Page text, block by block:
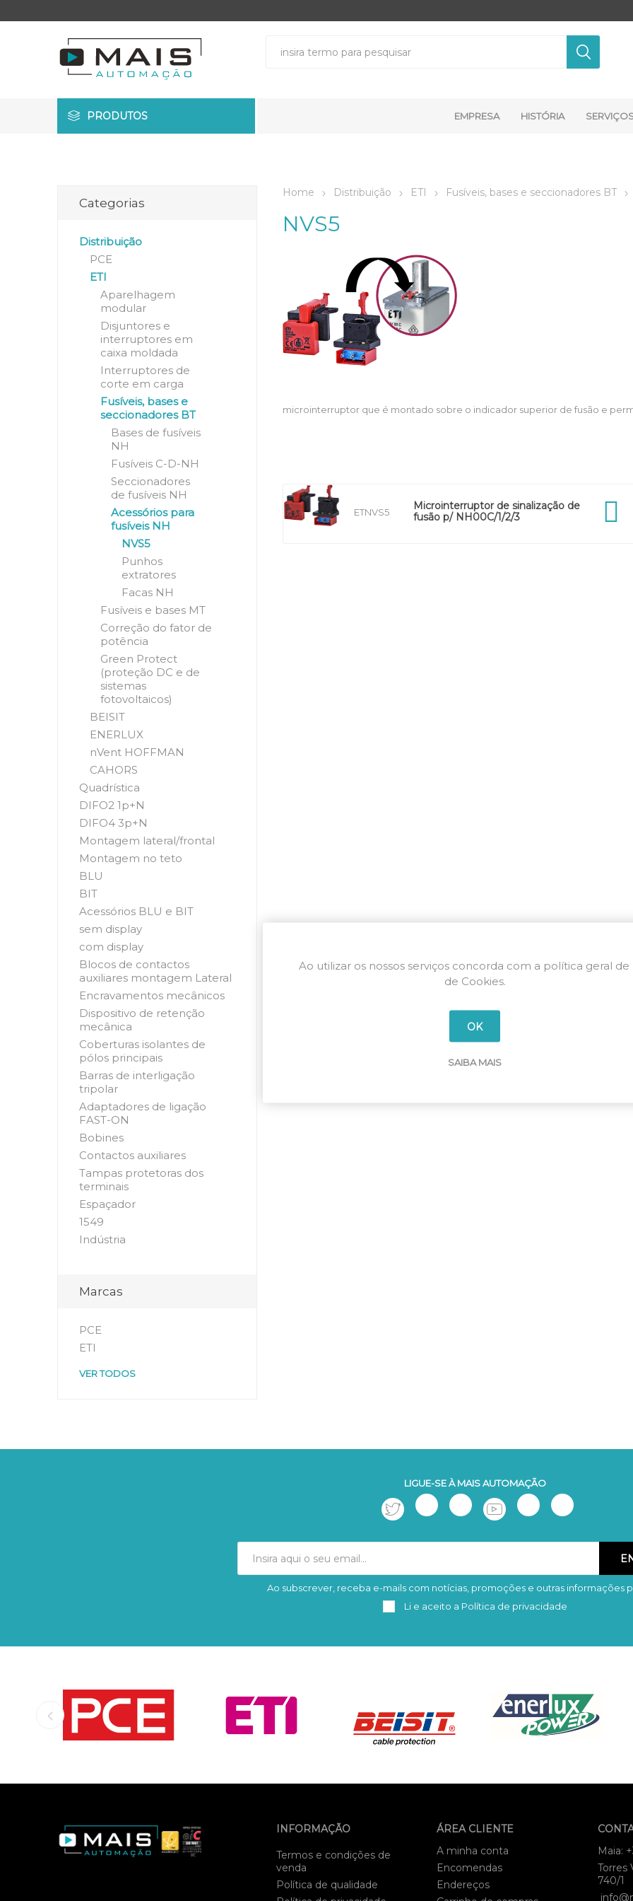
PRODUTOS EMPRESA HISTÓRIA
Home Distribuição ETI Fusíveis, bases e seccionadores BT
NVS5
microinterruptor que é montado sobre o indicador superior de fusão e
ETNVS5
Microinterruptor de sinalização de
fusão p/ NH00C/1/2/3
Categorias
Distribuição
PCE
ETI
Aparelhagem
modular
Disjuntores e
interruptores em
caixa moldada
Interruptores de
corte em carga
Fusíveis, bases e
seccionadores BT
Bases de fusíveis
NH
Fusíveis C-D-NH
Seccionadores
de fusíveis NH
Acessórios para
fusíveis NH
NVS5
Punhos
extratores
Facas NH
Fusíveis e bases MT
Correção do fator de
potência
Green Protect
(proteção DC e de
sistemas
fotovoltaicos)
BEISIT
ENERLUX
nVent HOFFMAN
CAHORS
Quadrística
DIFO2 1p+N
DIFO4 3p+N
Montagem lateral/frontal
Montagem no teto
BLU
BIT
Acessórios BLU e BIT
sem display
com display
Blocos de contactos
auxiliares montagem Lateral
Encravamentos mecânicos
Dispositivo de retenção
mecânica
Coberturas isolantes de
pólos principais
Barras de interligação
tripolar
Adaptadores de ligação
FAST-ON
Bobines
Contactos auxiliares
Tampas protetoras dos
terminais
Espaçador
1549
Indústria
Marcas
PCE
ETI
VER TODOS
LIGUE-SE À MAIS AUTOMAÇÃO
Subscrever Remover
Ao subscrever, receba e-mails com notícias, promoções e outras informações
Li e aceito a Política de privacidade
INFORMAÇÃO
Termos e condições de
venda
Política de qualidade
ÁREA CLIENTE
A minha conta
Encomendas
Endereços
Maia:
Torres
740/1
Ao utilizar os nossos serviços concorda com a política geral de
de Cookies.
OK
SAIBA MAIS